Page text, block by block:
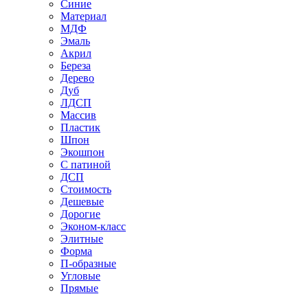
Синие
Материал
МДФ
Эмаль
Акрил
Береза
Дерево
Дуб
ЛДСП
Массив
Пластик
Шпон
Экошпон
С патиной
ДСП
Стоимость
Дешевые
Дорогие
Эконом-класс
Элитные
Форма
П-образные
Угловые
Прямые